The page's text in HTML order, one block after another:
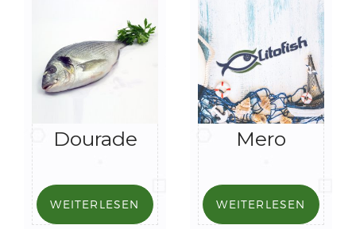
Dourade
WEITERLESEN
Mero
WEITERLESEN